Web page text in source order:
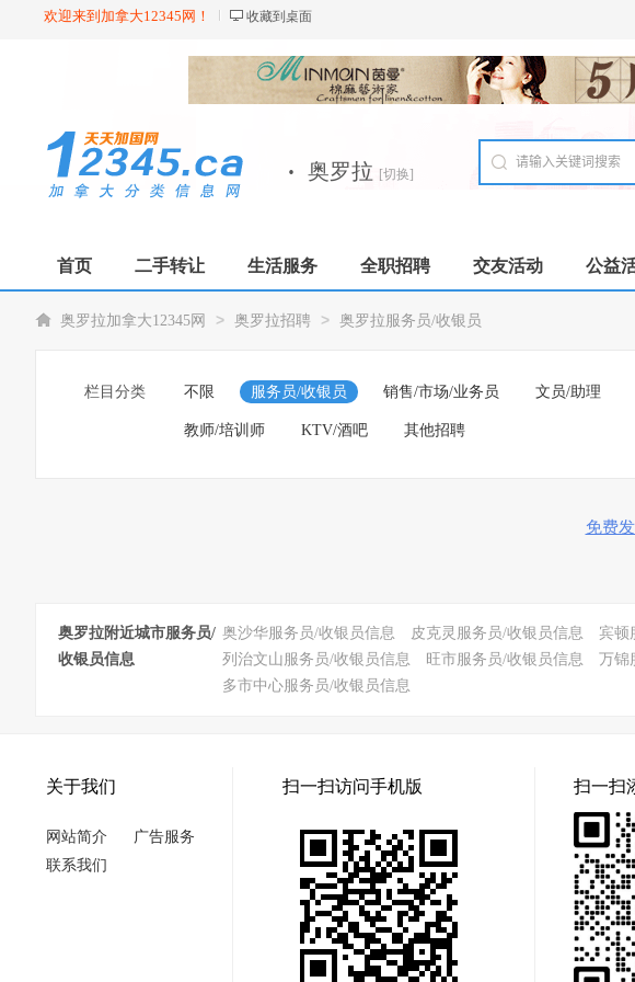
欢迎来到加拿大12345网！ 收藏到桌面
· 奥罗拉 [切换]
首页 二手转让 生活服务 全职招聘 交友活动 公益
奥罗拉加拿大12345网 > 奥罗拉招聘 > 奥罗拉服务员/收银员
栏目分类 不限 服务员/收银员 销售/市场/业务员 文员/助理
教师/培训师 KTV/酒吧 其他招聘
免费
奥罗拉附近城市服务员/
收银员信息
奥沙华服务员/收银员信息 皮克灵服务员/收银员信息 宾顿
列治文山服务员/收银员信息
旺市服务员/收银员信息 万锦
多市中心服务员/收银员信息
关于我们
网站简介
广告服务
联系我们
扫一扫访问手机版 扫一扫